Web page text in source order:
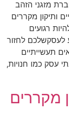
מזגני הזהב
ותיקון מקררים
רגועים
לעסקשלכם לחזור
תעשייתיים
בלא מעט בתי עסק כמו חנויות,
מקררים